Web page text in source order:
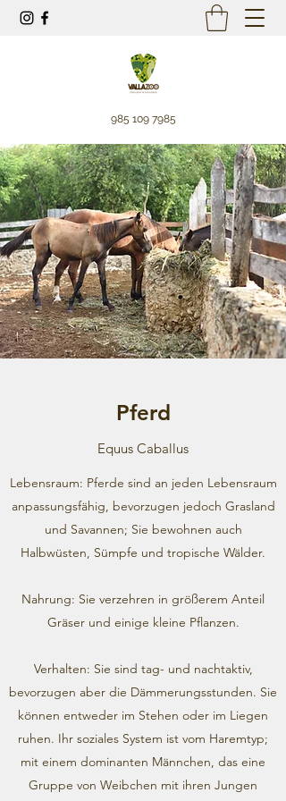
985 109 7985
Pferd
Equus Caballus
Lebensraum: Pferde sind an jeden Lebensraum
anpassungsfähig, bevorzugen jedoch Grasland
und Savannen; Sie bewohnen auch
Halbwüsten, Sümpfe und tropische Wälder.
Nahrung: Sie verzehren in größerem Anteil
Gräser und einige kleine Pflanzen.
Verhalten: Sie sind tag- und nachtaktiv,
bevorzugen aber die Dämmerungsstunden. Sie
können entweder im Stehen oder im Liegen
ruhen. Ihr soziales System ist vom Haremtyp;
mit einem dominanten Männchen, das eine
Gruppe von Weibchen mit ihren Jungen